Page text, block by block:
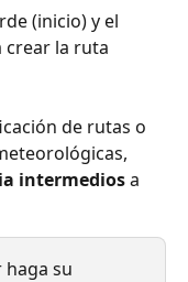
(inicio) y el
la ruta
de rutas o
intermedios a
su